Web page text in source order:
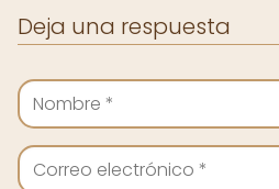
Deja una respuesta